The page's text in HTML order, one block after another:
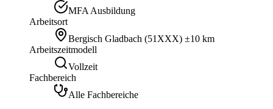
MFA Ausbildung
Arbeitsort
Bergisch Gladbach (51XXX) ±10 km
Arbeitszeitmodell
Vollzeit
Fachbereich
Alle Fachbereiche